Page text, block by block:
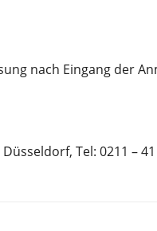
nach Eingang der
Tel: 0211 –